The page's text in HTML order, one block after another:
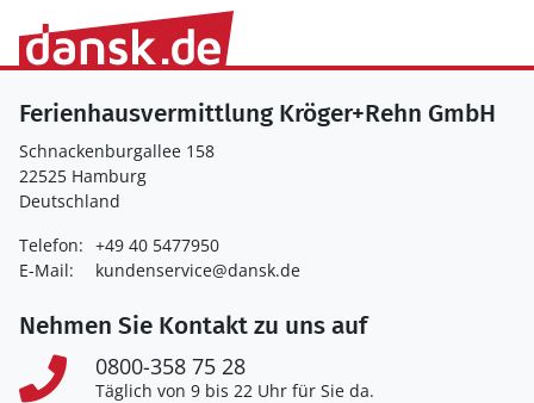
Ferienhausvermittlung Kröger+Rehn GmbH
Schnackenburgallee 158
22525 Hamburg
Deutschland
Telefon: +49 40 5477950
E-Mail:
kundenservice@dansk.de
Nehmen Sie Kontakt zu uns auf
0800-358 75 28
Täglich von 9 bis 22 Uhr für Sie da.